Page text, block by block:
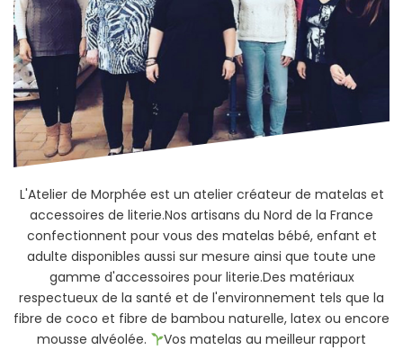
L'Atelier de Morphée est un atelier créateur de matelas et
accessoires de literie.Nos artisans du Nord de la France
confectionnent pour vous des matelas bébé, enfant et
adulte disponibles aussi sur mesure ainsi que toute une
gamme d'accessoires pour literie.Des matériaux
respectueux de la santé et de l'environnement tels que la
fibre de coco et fibre de bambou naturelle, latex ou encore
mousse alvéolée.
Vos matelas au meilleur rapport